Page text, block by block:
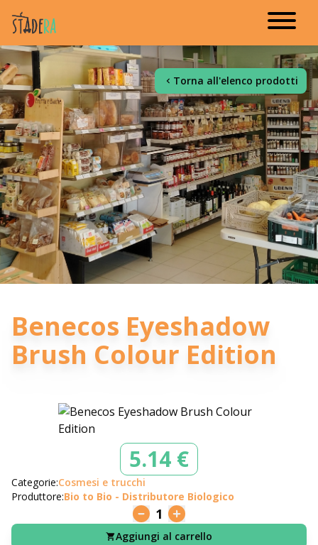
Torna all'elenco prodotti
Benecos Eyeshadow
Brush Colour Edition
5.14 €
Categorie:Cosmesi e trucchi
Produttore:Bio to Bio - Distributore Biologico
1
Aggiungi al carrello